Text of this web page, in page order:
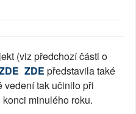
(viz předchozí části o
ZDE představila také
vedení tak učinilo při
minulého roku.